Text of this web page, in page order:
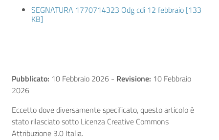
SEGNATURA 1770714323 Odg cdi 12 febbraio [133
KB]
Pubblicato: 10 Febbraio 2026 - Revisione: 10 Febbraio
2026
Eccetto dove diversamente specificato, questo articolo è
stato rilasciato sotto Licenza Creative Commons
Attribuzione 3.0 Italia.